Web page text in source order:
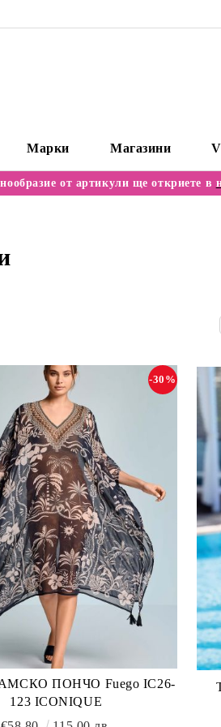
Марки Магазини
от артикули ще откриете в
ПОНЧО Fuego IC26-
123 ICONIQUE
-30%